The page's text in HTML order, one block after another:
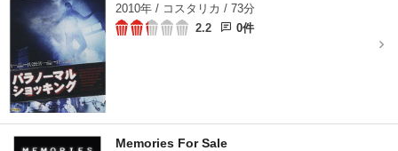
2010年 / コスタリカ / 73分
2.2
0件
Memories For Sale